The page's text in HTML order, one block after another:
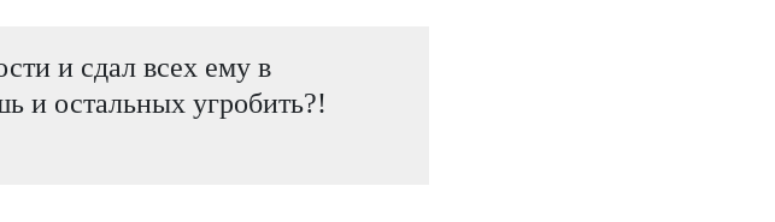
и сдал всех ему в
и остальных угробить?!